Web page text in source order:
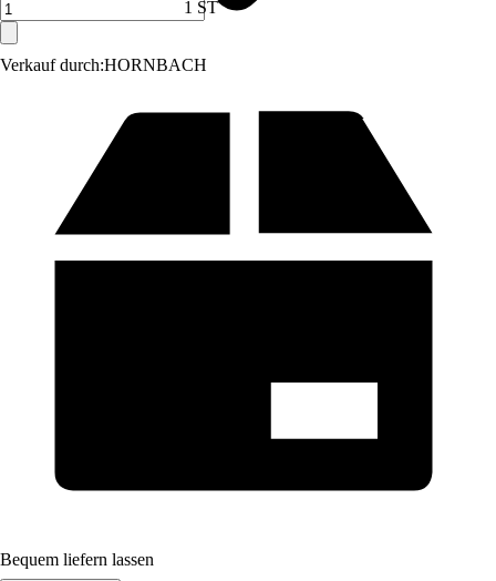
Verkauf durch:HORNBACH
1 ST
Bequem liefern lassen